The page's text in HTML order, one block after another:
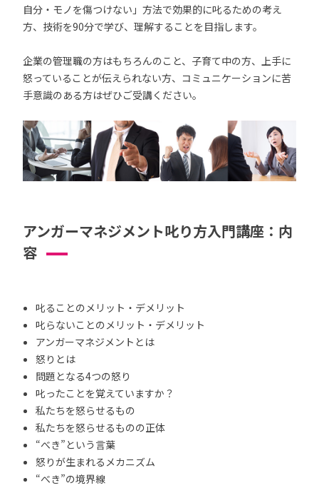
自分・モノを傷つけない」方法で効果的に叱るための考え
方、技術を90分で学び、理解することを目指します。
企業の管理職の方はもちろんのこと、子育て中の方、上手に
怒っていることが伝えられない方、コミュニケーションに苦
手意識のある方はぜひご受講ください。
アンガーマネジメント叱り方入門講座：内
容
叱ることのメリット・デメリット
叱らないことのメリット・デメリット
アンガーマネジメントとは
怒りとは
問題となる4つの怒り
叱ったことを覚えていますか？
私たちを怒らせるもの
私たちを怒らせるものの正体
“べき”という言葉
怒りが生まれるメカニズム
“べき”の境界線